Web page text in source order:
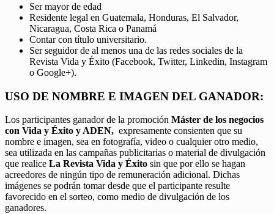
Ser mayor de edad
Residente legal en Guatemala, Honduras, El Salvador,
Nicaragua, Costa Rica o Panamá
Contar con título universitario.
Ser seguidor de al menos una de las redes sociales de la
Revista Vida y Éxito (Facebook, Twitter, Linkedin, Instagram
o Google+).
USO DE NOMBRE E IMAGEN DEL GANADOR:
Los participantes ganador de la promoción Máster de los negocios
con Vida y Éxito y ADEN, expresamente consienten que su
nombre e imagen, sea en fotografía, video o cualquier otro medio,
sea utilizada en las campañas publicitarias o material de divulgación
que realice La Revista Vida y Éxito sin que por ello se hagan
acreedores de ningún tipo de remuneración adicional. Dichas
imágenes se podrán tomar desde que el participante resulte
favorecido en el sorteo, como medio de divulgación de los
ganadores.